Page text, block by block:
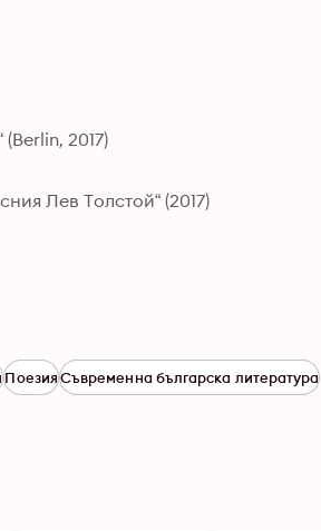
2017)
Лев Толстой“ (2017)
ПоезияСъвременна българска литература